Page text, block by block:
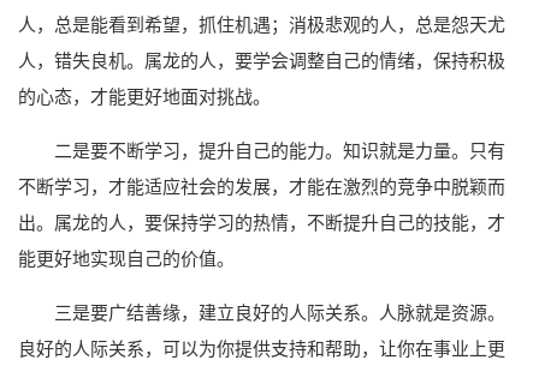
人，总是能看到希望，抓住机遇；消极悲观的人，总是怨天尤
人，错失良机。属龙的人，要学会调整自己的情绪，保持积极
的心态，才能更好地面对挑战。
二是要不断学习，提升自己的能力。知识就是力量。只有
不断学习，才能适应社会的发展，才能在激烈的竞争中脱颖而
出。属龙的人，要保持学习的热情，不断提升自己的技能，才
能更好地实现自己的价值。
三是要广结善缘，建立良好的人际关系。人脉就是资源。
良好的人际关系，可以为你提供支持和帮助，让你在事业上更